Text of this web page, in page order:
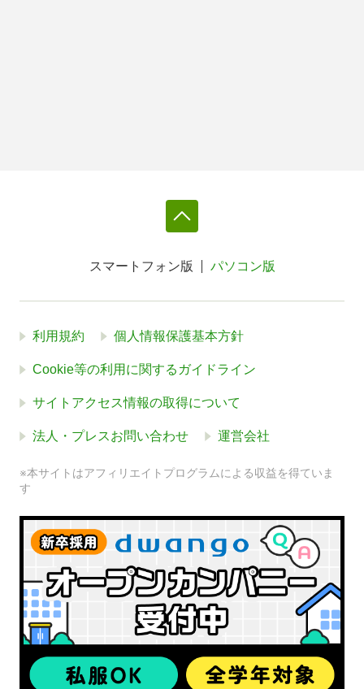
スマートフォン版 パソコン版
利用規約 個人情報保護基本方針
Cookie等の利用に関するガイドライン
サイトアクセス情報の取得について
法人・プレスお問い合わせ 運営会社
※本サイトはアフィリエイトプログラムによる収益を得ていま
す